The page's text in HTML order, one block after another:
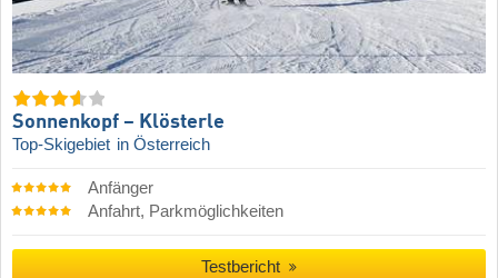
Sonnenkopf – Klösterle
Top-Skigebiet in Österreich
Anfänger
Anfahrt, Parkmöglichkeiten
Testbericht